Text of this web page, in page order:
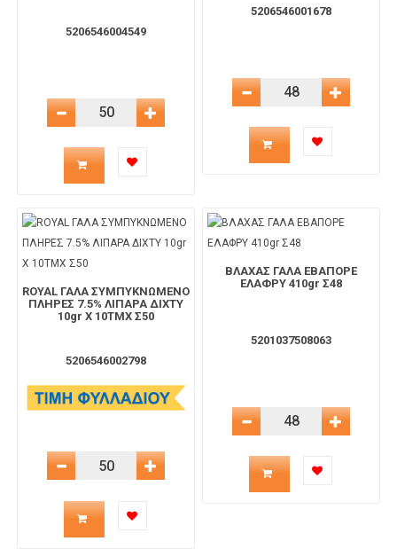
5206546004549
Μείωση Ποσότητας
προϊόντος
Αύξηση Ποσότητας
5206546001678
Μείωση Ποσότητας
προϊόντος
Αύξηση
5206546002798
ROYAL ΓΑΛΑ ΣΥΜΠΥΚΝΩΜΕΝΟ
ΠΛΗΡΕΣ 7.5% ΛΙΠΑΡΑ ΔΙΧΤΥ
10gr X 10TMX Σ50
Μείωση Ποσότητας
προϊόντος
Αύξηση Ποσότητας
5201037508063
ΒΛΑΧΑΣ ΓΑΛΑ ΕΒΑΠΟΡΕ
ΕΛΑΦΡΥ 410gr Σ48
Μείωση Ποσότητας
προϊόντος
Αύξηση